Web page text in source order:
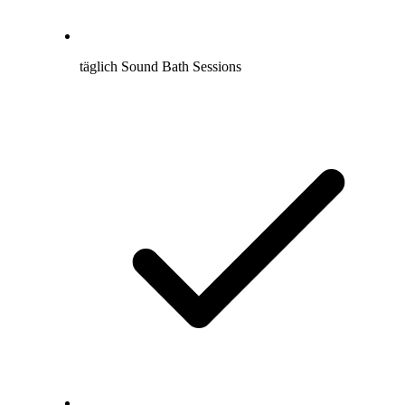
täglich Sound Bath Sessions